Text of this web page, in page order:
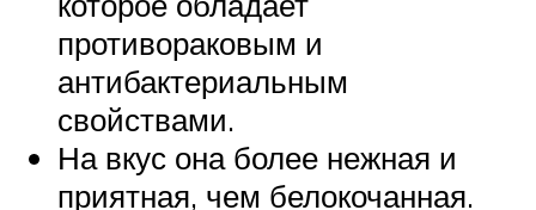
противораковым и
антибактериальным
свойствами.
На вкус она более нежная и
приятная, чем белокочанная.